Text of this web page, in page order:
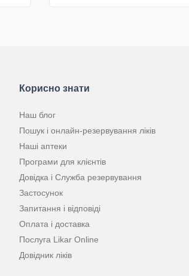
Корисно знати
Наш блог
Пошук і онлайн-резервування ліків
Наші аптеки
Програми для клієнтів
Довідка і Служба резервування
Застосунок
Запитання і відповіді
Оплата і доставка
Послуга Likar Online
Довідник ліків